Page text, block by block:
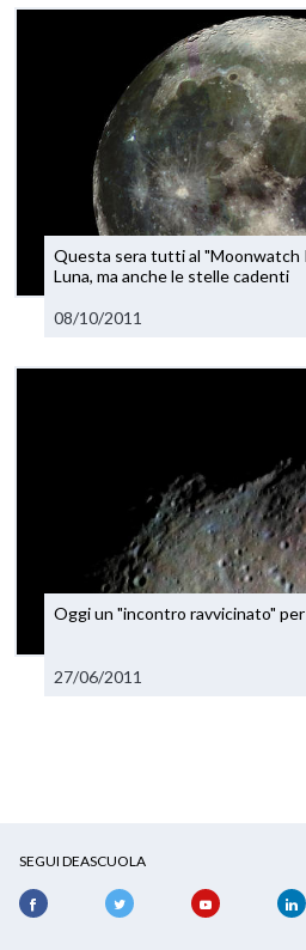
Questa sera tutti al "Moonwatch
Luna, ma anche le stelle cadenti
08/10/2011
Oggi un "incontro ravvicinato" per
27/06/2011
SEGUI DEASCUOLA